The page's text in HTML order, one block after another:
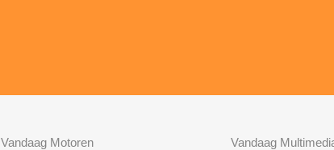
Vandaag Motoren
Vandaag